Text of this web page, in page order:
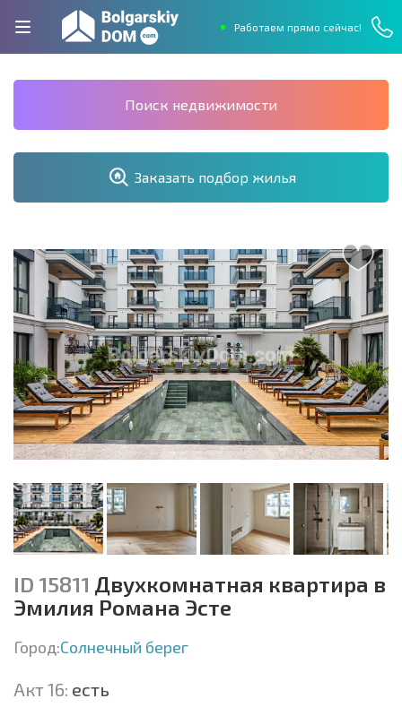
Работаем прямо сейчас!
Поиск недвижимости
Заказать подбор жилья
ID 15811 Двухкомнатная квартира в
Эмилия Романа Эсте
Город:Солнечный берег
Акт 16: есть